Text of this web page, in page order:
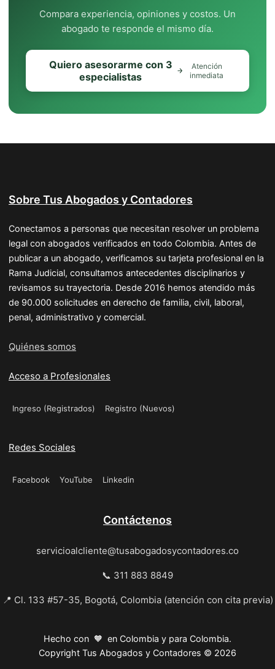
Compara experiencia, opiniones y costos. Un
abogado te responde el mismo día.
Quiero asesorarme con 3
especialistas
Atención
inmediata
Sobre Tus Abogados y Contadores
Conectamos a personas que necesitan resolver un problema
legal con abogados verificados en todo Colombia. Antes de
publicar a un abogado, verificamos su tarjeta profesional en la
Rama Judicial, consultamos antecedentes disciplinarios y
revisamos su trayectoria. Desde 2016 hemos atendido más
de 90.000 solicitudes en derecho de familia, civil, laboral,
penal, administrativo y comercial.
Quiénes somos
Acceso a Profesionales
Ingreso (Registrados) Registro (Nuevos)
Redes Sociales
Facebook YouTube Linkedin
Contáctenos
servicioalcliente@tusabogadosycontadores.co
📞 311 883 8849
📍 Cl. 133 #57-35, Bogotá, Colombia (atención con cita previa)
Hecho con 🧡 en Colombia y para Colombia.
Copyright Tus Abogados y Contadores © 2026